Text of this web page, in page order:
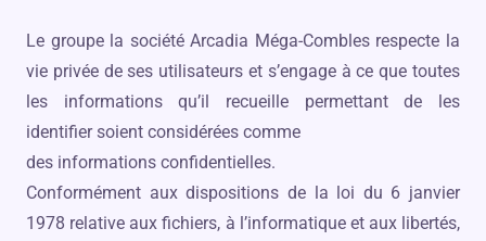
Le groupe la société Arcadia Méga-Combles respecte la
vie privée de ses utilisateurs et s’engage à ce que toutes
les informations qu’il recueille permettant de les
identifier soient considérées comme
des informations confidentielles.
Conformément aux dispositions de la loi du 6 janvier
1978 relative aux fichiers, à l’informatique et aux libertés,